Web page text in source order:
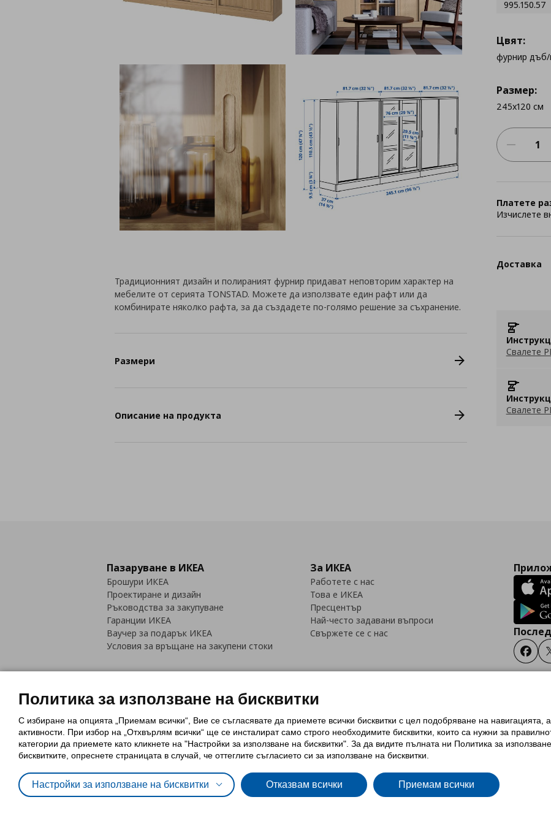
995.150.57
Цвят:
фурнир дъб/
Размер:
245x120 см
Платете
Изчислете
Доставка
Свалете
Свалете
Традиционният дизайн и полираният фурнир придават неповторим характер на
мебелите от серията TONSTAD. Можете да използвате един рафт или да
комбинирате няколко рафта, за да създадете по-голямо решение за съхранение.
Размери
Описание на продукта
Пазаруване в ИКЕА
Брошури ИКЕА
Проектиране и дизайн
Ръководства за закупуване
Гаранции ИКЕА
Ваучер за подарък ИКЕА
Условия за връщане на закупени стоки
За ИКЕА
Работете с нас
Това е ИКЕА
Пресцентър
Най-често задавани въпроси
Свържете се с нас
Политика за използване на бисквитки (Cookies)Избор на настройки за използване на бисквиткиУсловия за
Обща политика за личните данни
Политика за защита на личните данни на ikea.bg
Общи условия на програма
Политика за защита на лични данни на програма IKEA Family
Политика за използване на бисквитки
С избиране на опцията „Приемам всички“, Вие се съгласявате да приемете всички бисквитки с цел подобряване на
активности. При избор на „Отхвърлям всички“ ще се инсталират само строго необходимитe бисквитки, които са нужни за
категории да приемете като кликнете на "Настройки за използване на бисквитки". За да видите пълната ни Политика за
бисквитките, опреснете страницата в случай, че оттеглите съгласието си за използване на бисквитки.
Настройки за използване на бисквитки Отказвам всички Приемам всички